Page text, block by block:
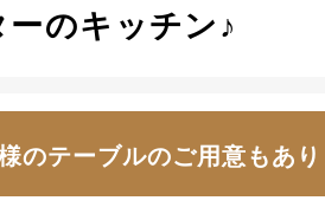
のキッチン♪
のテーブルのご用意もあり